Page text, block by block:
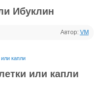
Ибуклин
Автор: VM
или капли